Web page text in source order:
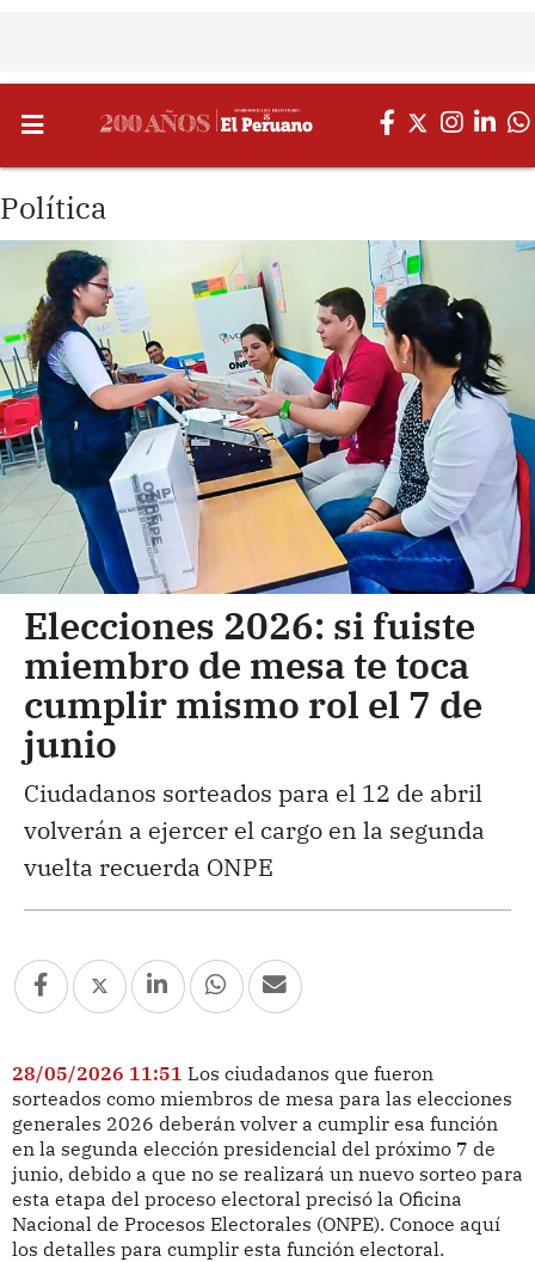
Política
Elecciones 2026: si fuiste
miembro de mesa te toca
cumplir mismo rol el 7 de
junio
Ciudadanos sorteados para el 12 de abril
volverán a ejercer el cargo en la segunda
vuelta recuerda ONPE
28/05/2026 11:51 Los ciudadanos que fueron
sorteados como miembros de mesa para las elecciones
generales 2026 deberán volver a cumplir esa función
en la segunda elección presidencial del próximo 7 de
junio, debido a que no se realizará un nuevo sorteo para
esta etapa del proceso electoral precisó la Oficina
Nacional de Procesos Electorales (ONPE). Conoce aquí
los detalles para cumplir esta función electoral.